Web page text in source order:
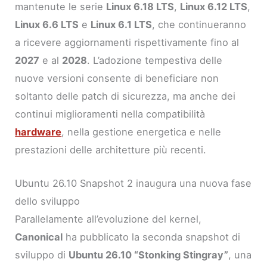
mantenute le serie Linux 6.18 LTS, Linux 6.12 LTS,
Linux 6.6 LTS e Linux 6.1 LTS, che continueranno
a ricevere aggiornamenti rispettivamente fino al
2027 e al 2028. L’adozione tempestiva delle
nuove versioni consente di beneficiare non
soltanto delle patch di sicurezza, ma anche dei
continui miglioramenti nella compatibilità
hardware, nella gestione energetica e nelle
prestazioni delle architetture più recenti.
Ubuntu 26.10 Snapshot 2 inaugura una nuova fase
dello sviluppo
Parallelamente all’evoluzione del kernel,
Canonical ha pubblicato la seconda snapshot di
sviluppo di Ubuntu 26.10 “Stonking Stingray”, una